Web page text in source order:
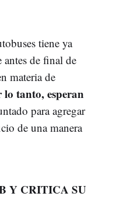
tiene ya
de final de
materia de
tanto, esperan
para agregar
de una manera
Y CRITICA SU